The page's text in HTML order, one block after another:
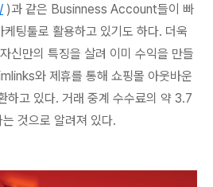
)과 같은 Businness Account들이 빠
팅툴로 활용하고 있기도 하다. 더욱
신만의 특징을 살려 이미 수익을 만들
와 제휴를 통해 쇼핑몰 아웃바운
하고 있다. 거래 중계 수수료의 약 3.7
것으로 알려져 있다.